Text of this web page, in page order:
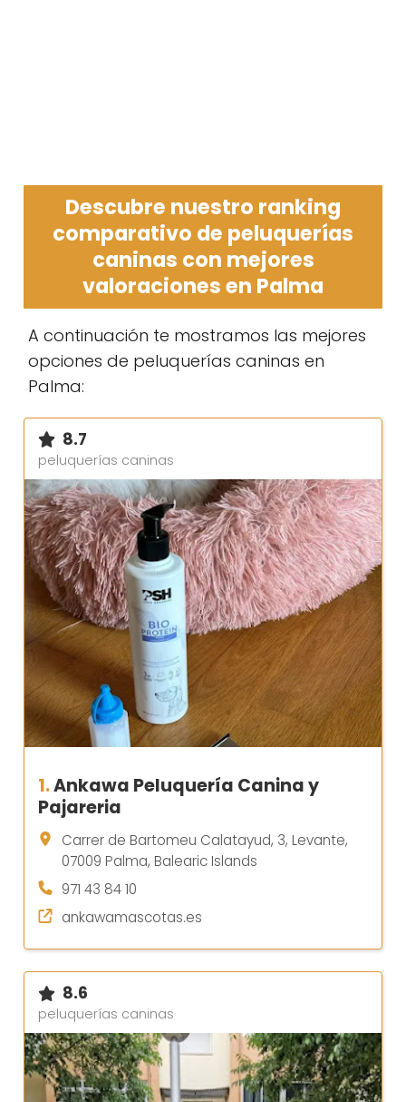
Descubre nuestro ranking
comparativo de peluquerías
caninas con mejores
valoraciones en Palma
A continuación te mostramos las mejores
opciones de peluquerías caninas en
Palma:
8.7
peluquerías caninas
1.Ankawa Peluquería Canina y
Pajareria
Carrer de Bartomeu Calatayud, 3, Levante,
07009 Palma, Balearic Islands
971 43 84 10
ankawamascotas.es
8.6
peluquerías caninas